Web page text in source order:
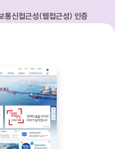
통신접근성(웹접근성) 인증